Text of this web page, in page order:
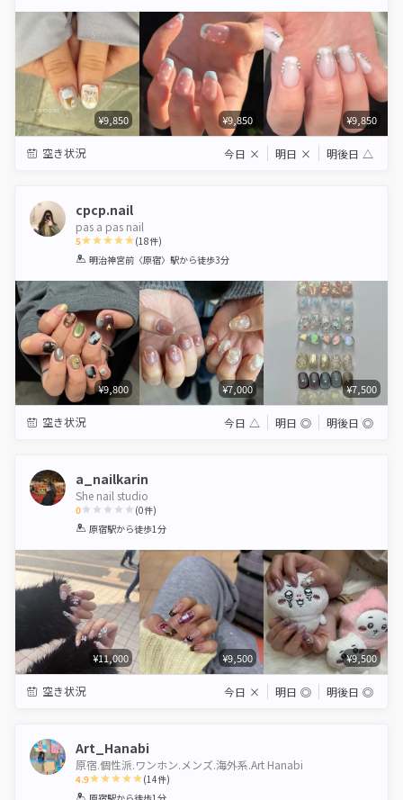
¥9,850 ¥9,850 ¥9,850
空き状況 今日 × 明日 × 明後日 △
cpcp.nail
pas a pas nail
5
1 2 3 4 5
(18件)
明治神宮前〈原宿〉駅から徒歩3分
¥9,800 ¥7,000 ¥7,500
空き状況 今日 △ 明日 ◎ 明後日 ◎
a_nailkarin
She nail studio
0
1 2 3 4 5
(0件)
原宿駅から徒歩1分
¥11,000 ¥9,500 ¥9,500
空き状況 今日 × 明日 ◎ 明後日 ◎
Art_Hanabi
原宿.個性派.ワンホン.メンズ.海外系.Art Hanabi
4.9 (14件)